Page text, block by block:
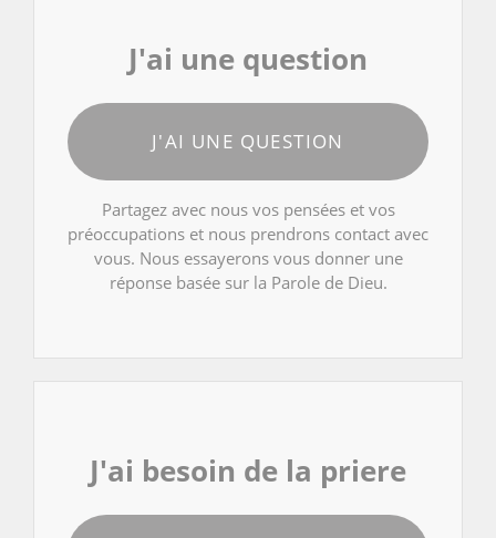
J'ai une question
J'AI UNE QUESTION
Partagez avec nous vos pensées et vos
préoccupations et nous prendrons contact avec
vous. Nous essayerons vous donner une
réponse basée sur la Parole de Dieu.
J'ai besoin de la priere